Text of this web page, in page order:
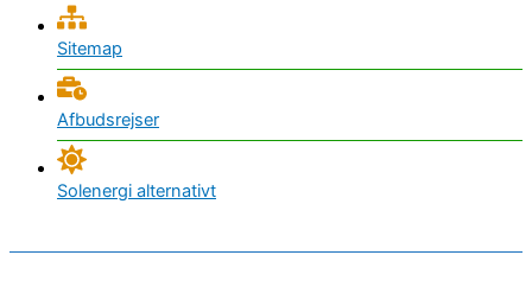
Sitemap
Afbudsrejser
Solenergi alternativt